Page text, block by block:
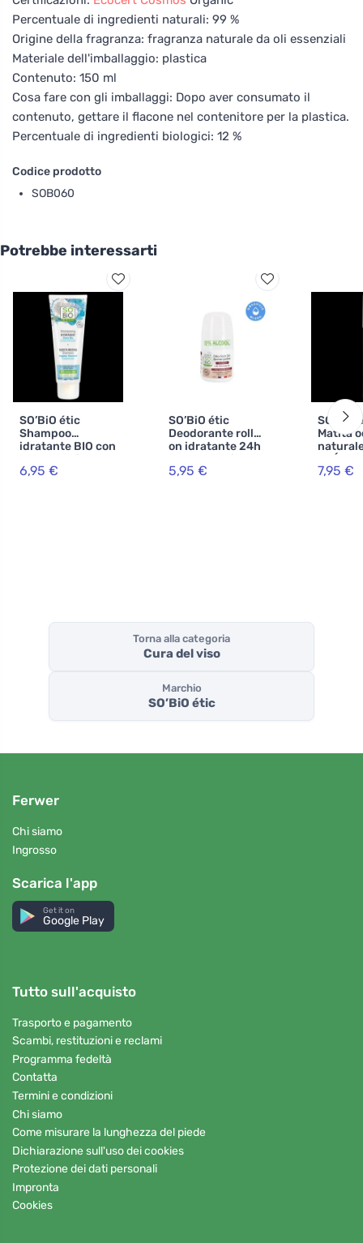
Percentuale di ingredienti naturali: 99 %
Origine della fragranza: fragranza naturale da oli essenziali
Materiale dell'imballaggio: plastica
Contenuto: 150 ml
Cosa fare con gli imballaggi: Dopo aver consumato il
contenuto, gettare il flacone nel contenitore per la plastica.
Percentuale di ingredienti biologici: 12 %
Codice prodotto
SOB060
Potrebbe interessarti
SO’BiO étic
Shampoo
idratante BIO con
cocco e acido
ialuronico (250
6,95 €
SO’BiO étic
Deodorante roll-
on idratante 24h
al latte d'asina -
ricaricabile BIO
5,95 €
SO’BiO
Matita
g) 02
7,95 €
Torna alla categoria
Cura del viso
Marchio
SO’BiO étic
Ferwer
Chi siamo
Ingrosso
Scarica l'app
Get it on
Google Play
Tutto sull'acquisto
Trasporto e pagamento
Scambi, restituzioni e reclami
Programma fedeltà
Contatta
Termini e condizioni
Chi siamo
Come misurare la lunghezza del piede
Dichiarazione sull'uso dei cookies
Protezione dei dati personali
Impronta
Cookies